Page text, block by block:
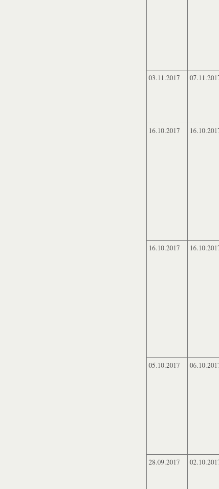
03.11.2017
16.10.2017
16.10.2017
05.10.2017
28.09.2017